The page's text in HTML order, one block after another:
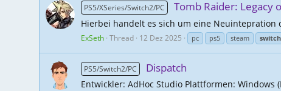
PS5/XSeries/Switch2/PC Tomb Raider: Legacy
Hierbei handelt es sich um eine Neuintepration
ExSeth Thread 12 Dez 2025 pc ps5 steam
PS5/Switch2/PC Dispatch
Entwickler: AdHoc Studio Plattformen: Windows